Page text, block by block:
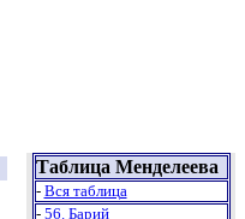
Таблица Менделеева
- Вся таблица
- 56. Барий